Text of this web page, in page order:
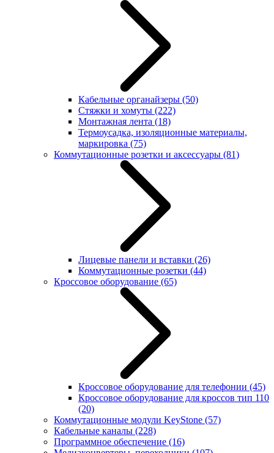
Кабельные органайзеры (50)
Стяжки и хомуты (222)
Монтажная лента (18)
Термоусадка, изоляционные материалы,
маркировка (75)
Коммутационные розетки и аксессуары (81)
Лицевые панели и вставки (26)
Коммутационные розетки (44)
Кроссовое оборудование (65)
Кроссовое оборудование для телефонии (45)
Кроссовое оборудование для кроссов тип 110
(20)
Коммутационные модули KeyStone (57)
Кабельные каналы (228)
Программное обеспечение (16)